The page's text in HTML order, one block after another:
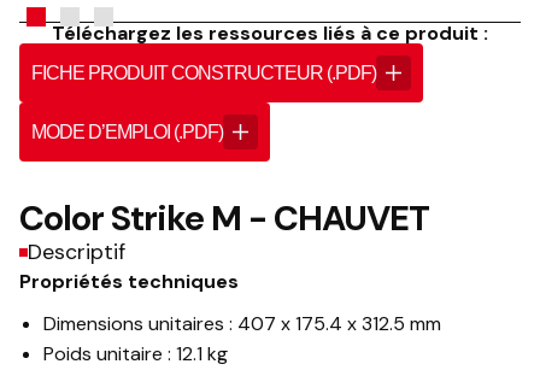
Téléchargez les ressources liés à ce produit :
FICHE PRODUIT CONSTRUCTEUR (.PDF)
MODE D’EMPLOI (.PDF)
Color Strike M - CHAUVET
Descriptif
Propriétés techniques
Dimensions unitaires : 407 x 175.4 x 312.5 mm
Poids unitaire : 12.1 kg